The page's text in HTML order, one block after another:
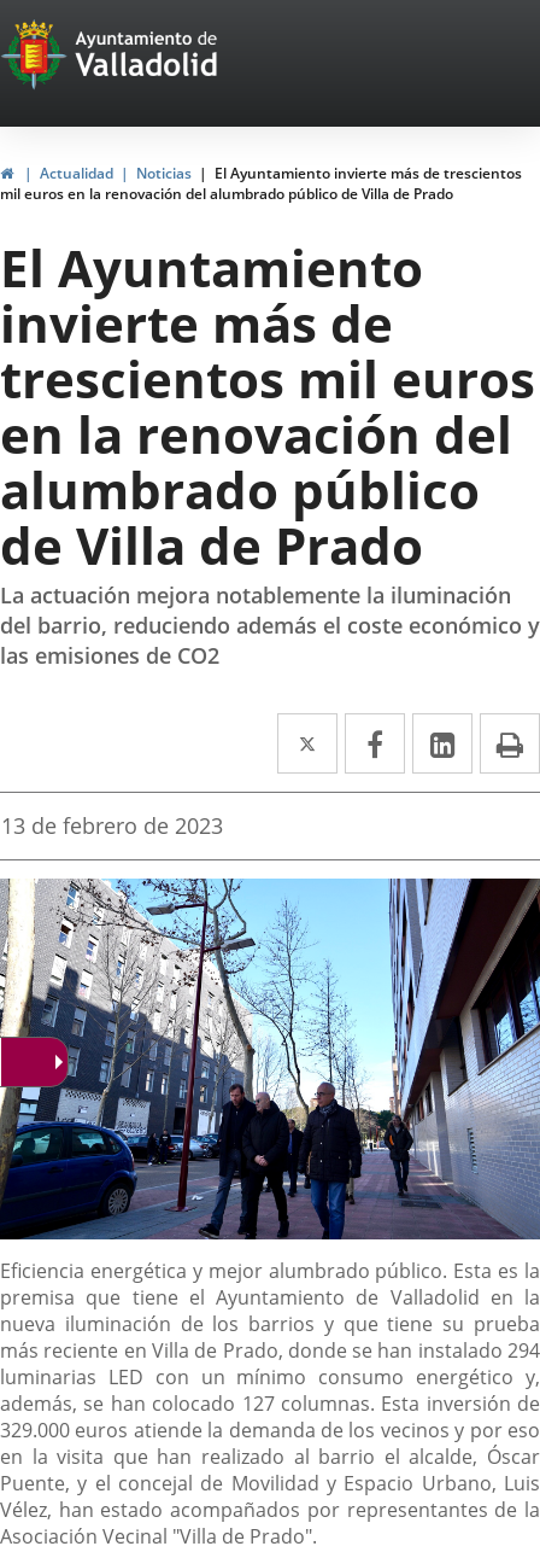
Portal
Web
del
Ayuntamiento
de
Valladolid
InicioActualidad Noticias
El Ayuntamiento invierte más de trescientos
mil euros en la renovación del alumbrado público de Villa de Prado
El Ayuntamiento
invierte más de
trescientos mil euros
en la renovación del
alumbrado público
de Villa de Prado
La actuación mejora notablemente la iluminación
del barrio, reduciendo además el coste económico y
las emisiones de CO2
Twitter
Enlace
a
aplicación
externa.
Facebook
Enlace
a
aplicación
externa.
Enlace
a
Fecha
la
noticia
13 de febrero de 2023
Descripción
Eficiencia energética y mejor alumbrado público. Esta es la
premisa que tiene el Ayuntamiento de Valladolid en la
nueva iluminación de los barrios y que tiene su prueba
más reciente en Villa de Prado, donde se han instalado 294
luminarias LED con un mínimo consumo energético y,
además, se han colocado 127 columnas. Esta inversión de
329.000 euros atiende la demanda de los vecinos y por eso
en la visita que han realizado al barrio el alcalde, Óscar
Puente, y el concejal de Movilidad y Espacio Urbano, Luis
Vélez, han estado acompañados por representantes de la
Asociación Vecinal "Villa de Prado".